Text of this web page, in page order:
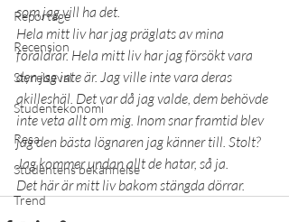
Reportage
Recension
Styrelseval
Studentekonomi
Resa
Studentens bekännelse
Trend
som jag vill ha det.
Hela mitt liv har jag präglats av mina
föräldrar. Hela mitt liv har jag försökt vara
den jag inte är. Jag ville inte vara deras
akilleshäl. Det var då jag valde, dem behövde
inte veta allt om mig. Inom snar framtid blev
jag den bästa lögnaren jag känner till. Stolt?
Jag kommer undan allt de hatar, så ja.
Det här är mitt liv bakom stängda dörrar.